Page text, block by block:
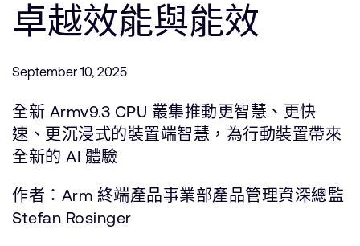
媒體聯絡
研究合作
網站
投資者
通報安全漏洞
Arm 全球總部
110 Fulbourn Road
公司資訊
卓越效能與能效
September 10, 2025
全新 Armv9.3 CPU 叢集推動更智慧、更快
速、更沉浸式的裝置端智慧，為行動裝置帶來
全新的 AI 體驗
作者：Arm 終端產品事業部產品管理資深總監
Stefan Rosinger